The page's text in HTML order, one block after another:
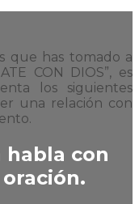
que has tomado a
CON DIOS”, es
los siguientes
una relación con
habla con